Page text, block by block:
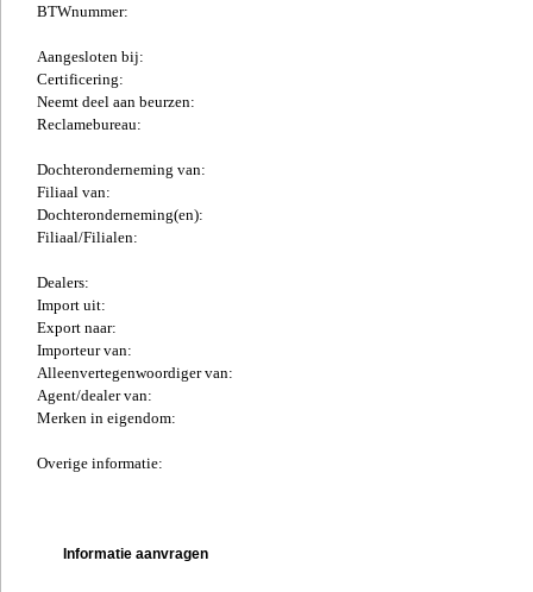
BTWnummer:
Aangesloten bij:
Certificering:
Neemt deel aan beurzen:
Reclamebureau:
Dochteronderneming van:
Filiaal van:
Dochteronderneming(en):
Filiaal/Filialen:
Dealers:
Import uit:
Export naar:
Importeur van:
Alleenvertegenwoordiger van:
Agent/dealer van:
Merken in eigendom:
Overige informatie:
Informatie aanvragen